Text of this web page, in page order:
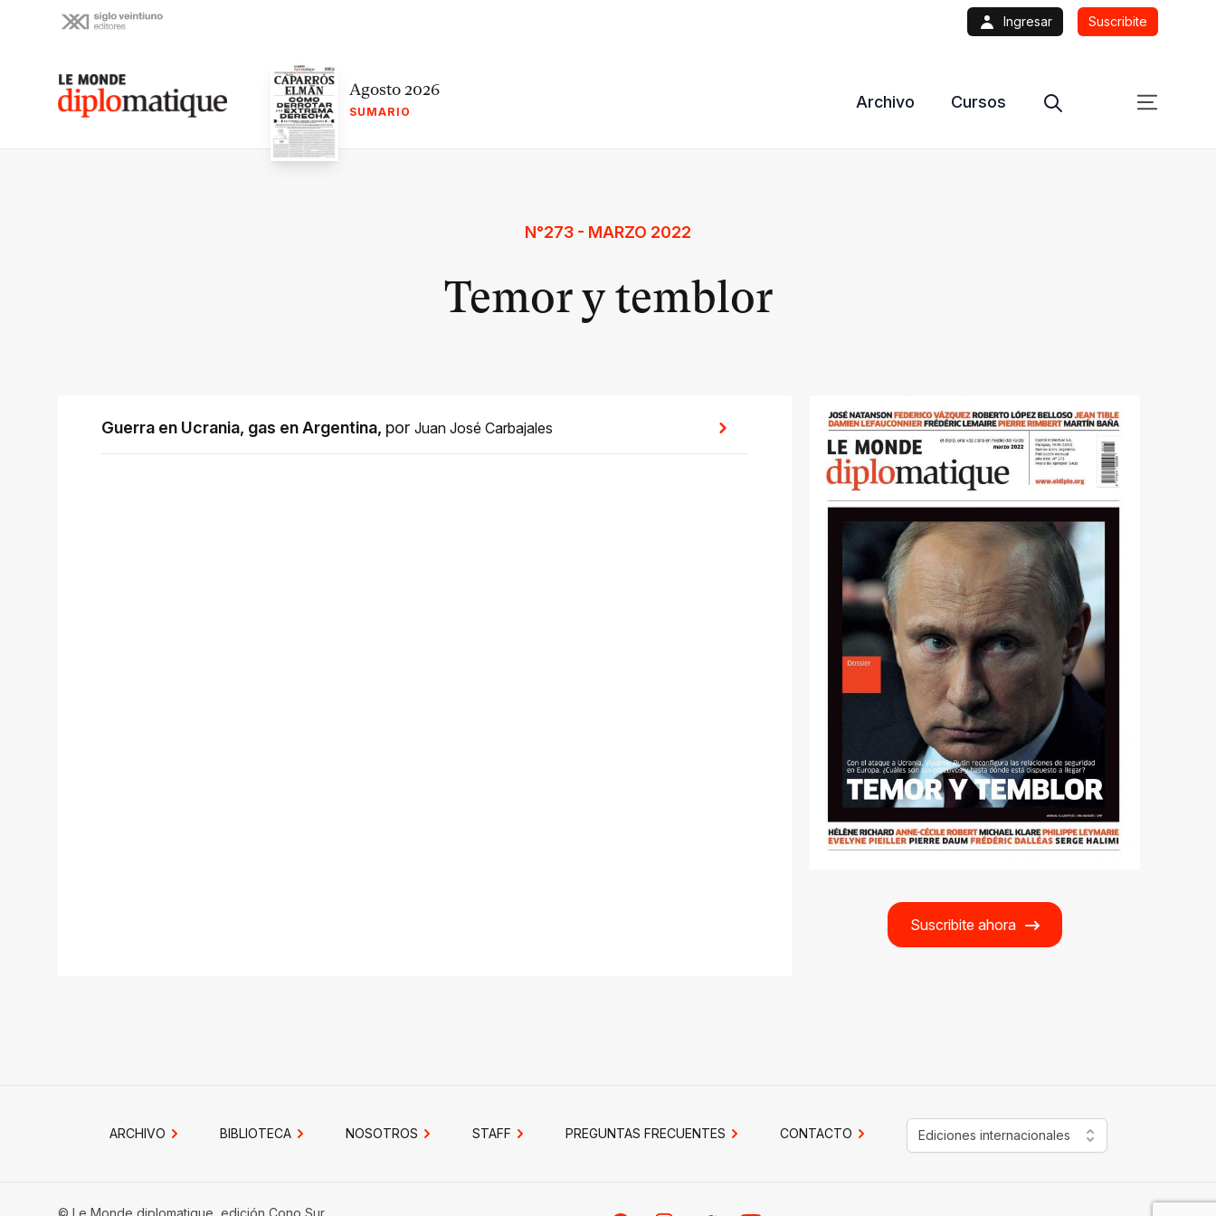
Ingresar Suscribite
Le monde diplomatique Agosto 2026
SUMARIO
Archivo Cursos
N°273 - MARZO 2022
Temor y temblor
Suscribite ahora
Guerra en Ucrania, gas en Argentina, por Juan José Carbajales
ARCHIVO BIBLIOTECA NOSOTROS STAFF PREGUNTAS FRECUENTES CONTACTO Ediciones internacionales
© Le Monde diplomatique, edición Cono Sur.